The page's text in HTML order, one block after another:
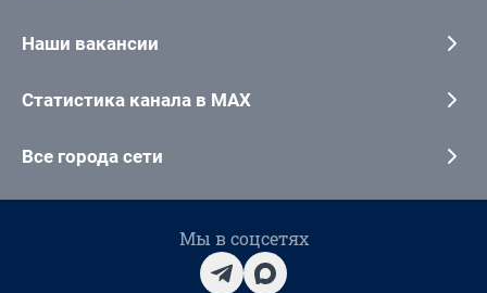
Наши вакансии
Статистика канала в MAX
Все города сети
Мы в соцсетях